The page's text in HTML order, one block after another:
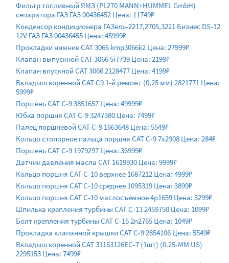
Фильтр топливный ЯМЗ (PL270 MANN+HUMMEL GmbH)
сепаратора ГАЗ ГАЗ 00436452 Цена: 11749₽
Конденсор кондиционера ГАЗель-2217,2705,3221 Бизнес DS-12
12V ГАЗ ГАЗ 00436455 Цена: 45999₽
Прокладки нижние CAT 3066 kmp3066k2 Цена: 27999₽
Клапан выпускной CAT 3066 5i7739 Цена: 2199₽
Клапан впускной CAT 3066 2128477 Цена: 4199₽
Вкладыш коренной CAT C9 1-й ремонт (0,25 мм) 2821771 Цена:
5999₽
Поршень CAT C-9 3851657 Цена: 49999₽
Юбка поршня CAT C-9 3247380 Цена: 7499₽
Палец поршневой CAT C-9 1663648 Цена: 5549₽
Кольцо стопорное пальца поршня CAT C-9 7x2908 Цена: 284₽
Поршень CAT C-9 1979297 Цена: 36999₽
Датчик давления масла CAT 1619930 Цена: 9999₽
Кольцо поршня CAT C-10 верхнее 1687212 Цена: 4999₽
Кольцо поршня CAT C-10 среднее 1095319 Цена: 3899₽
Кольцо поршня CAT C-10 маслосъемное 4p1659 Цена: 3299₽
Шпилька крепления турбины CAT C-13 2459750 Цена: 1099₽
Болт крепления турбины CAT C-15 2n2765 Цена: 1049₽
Прокладка клапанной крышки CAT C-9 2854106 Цена: 5549₽
Вкладыш коренной CAT 31163126EC-7 (1шт) (0.25-MM US)
2295153 Цена: 7499₽